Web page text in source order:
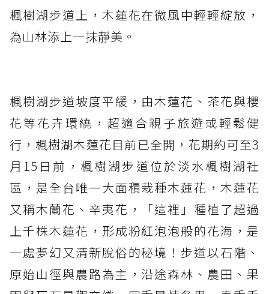
楓樹湖步道上，木蓮花在微風中輕輕綻放，
為山林添上一抹靜美。
楓樹湖步道坡度平緩，由木蓮花、茶花與櫻
花等花卉環繞，超適合親子旅遊或輕鬆健
行，楓樹湖木蓮花目前已全開，花期約可至3
月15日前，楓樹湖步道位於淡水楓樹湖社
區，是全台唯一大面積栽種木蓮花，木蓮花
又稱木蘭花、辛夷花，「這裡」種植了超過
上千株木蓮花，形成粉紅泡泡般的花海，是
一處夢幻又清新脫俗的秘境！步道以石階、
原始山徑與農路為主，沿途森林、農田、果